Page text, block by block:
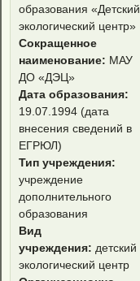
образования «Детский
экологический центр»
Сокращенное
наименование: МАУ
ДО «ДЭЦ»
Дата образования:
19.07.1994 (дата
внесения сведений в
ЕГРЮЛ)
Тип учреждения:
учреждение
дополнительного
образования
Вид
учреждения: детский
экологический центр